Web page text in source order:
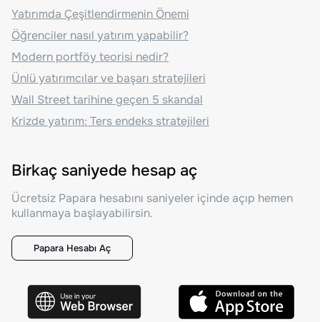
Yatırımda Çeşitlendirmenin Önemi
Öğrenciler nasıl yatırım yapabilir?
Modern portföy teorisi nedir?
Ünlü yatırımcılar ve başarı stratejileri
Wall Street tarihine geçen 5 skandal
Krizde yatırım: Ters endeks stratejileri
Birkaç saniyede hesap aç
Ücretsiz Papara hesabını saniyeler içinde açıp hemen
kullanmaya başlayabilirsin.
Papara Hesabı Aç